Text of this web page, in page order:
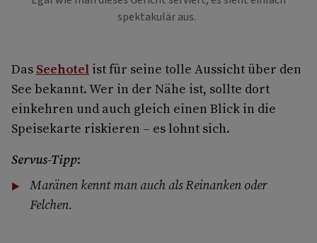
spektakulär aus.
Das Seehotel ist für seine tolle Aussicht über den
See bekannt. Wer in der Nähe ist, sollte dort
einkehren und auch gleich einen Blick in die
Speisekarte riskieren – es lohnt sich.
Servus-Tipp:
Maränen kennt man auch als Reinanken oder
Felchen.